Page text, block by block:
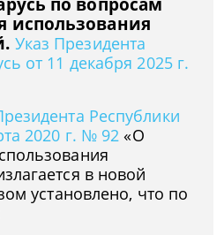
использования
Указ Президента
от 11 декабря 2025 г.
Республики
2020 г. № 92 «О
в новой
установлено, что по